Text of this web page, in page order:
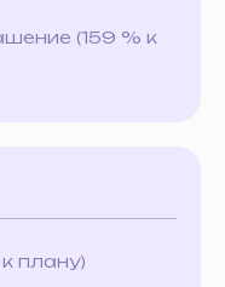
(159 % к
плану)